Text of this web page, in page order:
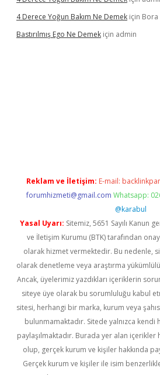
4 Derece Yoğun Bakım Ne Demek için Bora
Bastırılmış Ego Ne Demek için admin
Reklam ve İletişim: E-mail:
forumhizmeti@gmail.com Whatsapp:
@karabul
Yasal Uyarı: Sitemiz, 5651 Sayılı Kanun
ve İletişim Kurumu (BTK) tarafından
olarak hizmet vermektedir. Bu nedenle,
olarak denetleme veya araştırma
Ancak, üyelerimiz yazdıkları içeriklerin
siteye üye olarak bu sorumluluğu kabul
sitesi, herhangi bir marka, kurum veya
bulunmamaktadır. Sitede yalnızca kendi
paylaşılmaktadır. Burada yer alan içerikler
olup, gerçek kurum ve kişiler hakkında
Gerçek kurum ve kişiler ile isim